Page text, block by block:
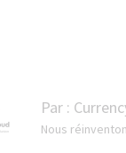
Par :
Nous